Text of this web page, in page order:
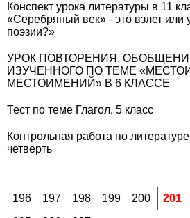
Конспект урока литературы в 11
«Серебряный век» - это взлет или
поэзии?»
УРОК ПОВТОРЕНИЯ,
ИЗУЧЕННОГО ПО ТЕМЕ
МЕСТОИМЕНИЙ» В 6 КЛАССЕ
Тест по теме Глагол, 5 класс
Контрольная работа по
четверть
196 197 198 199 200 201